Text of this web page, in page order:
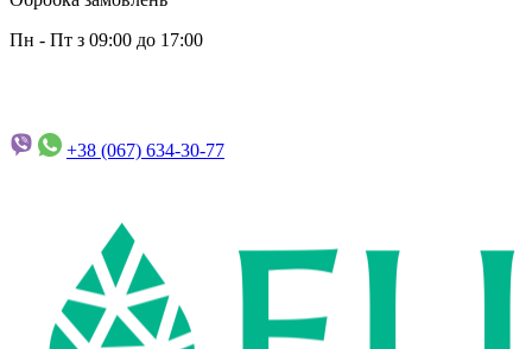
Пн - Пт з 09:00 до 17:00
+38 (067) 634-30-77